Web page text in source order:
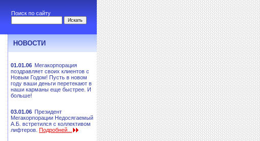
Поиск по сайту
Искать
НОВОСТИ
01.01.06 Мегакорпорация
поздравляет своих клиентов с
Новым Годом! Пусть в новом
году ваши деньги перетекают в
наши карманы еще быстрее. И
больше!
03.01.06 Президент
Мегакорпорации Недосягаемый
А.Б. встретился с коллективом
лифтеров. Подробней...